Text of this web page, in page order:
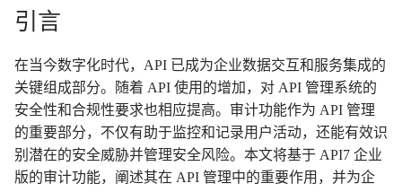
引言
在当今数字化时代，API 已成为企业数据交互和服务集成的
关键组成部分。随着 API 使用的增加，对 API 管理系统的
安全性和合规性要求也相应提高。审计功能作为 API 管理
的重要部分，不仅有助于监控和记录用户活动，还能有效识
别潜在的安全威胁并管理安全风险。本文将基于 API7 企业
版的审计功能，阐述其在 API 管理中的重要作用，并为企